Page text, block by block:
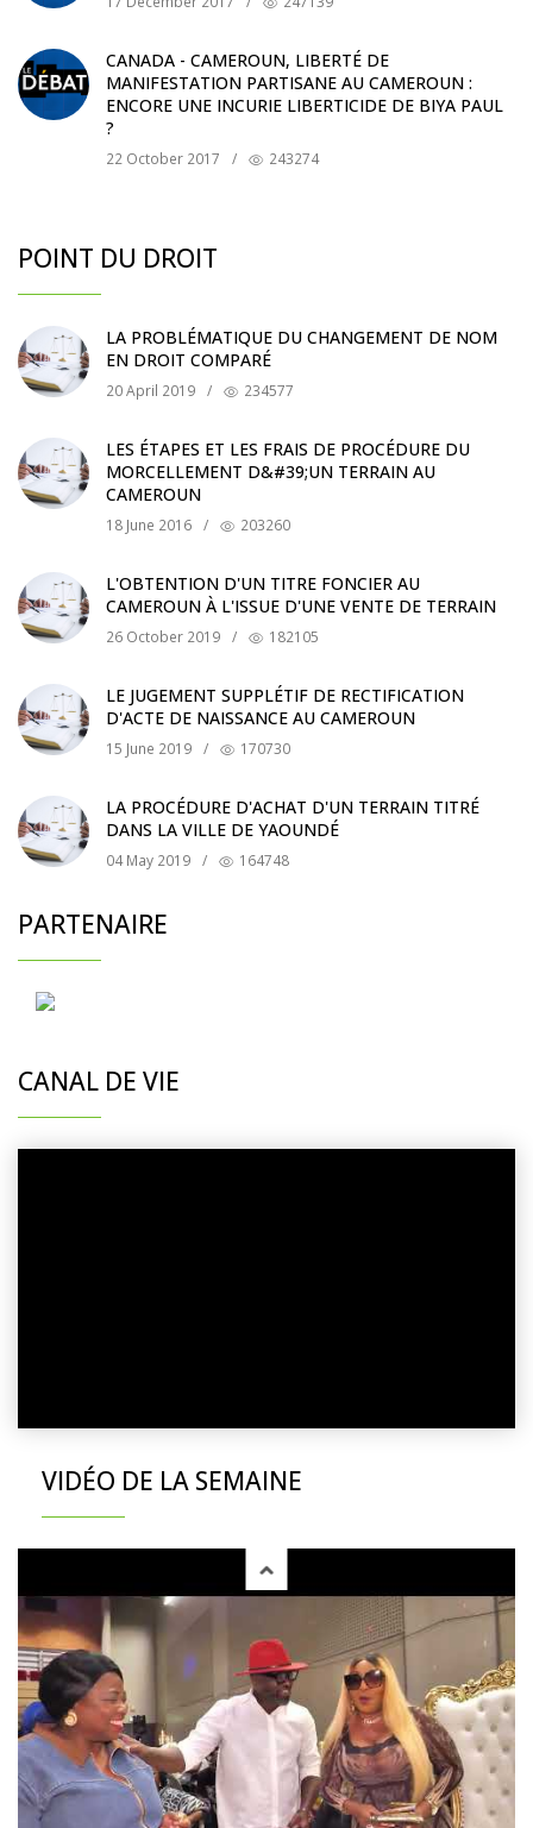
CANADA - CAMEROUN, LIBERTÉ DE
MANIFESTATION PARTISANE AU CAMEROUN :
ENCORE UNE INCURIE LIBERTICIDE DE BIYA PAUL
?
22 October 2017 / 243274
POINT DU DROIT
LA PROBLÉMATIQUE DU CHANGEMENT DE NOM
EN DROIT COMPARÉ
20 April 2019 / 234577
LES ÉTAPES ET LES FRAIS DE PROCÉDURE DU
MORCELLEMENT D&#39;UN TERRAIN AU
CAMEROUN
18 June 2016 / 203260
L'OBTENTION D'UN TITRE FONCIER AU
CAMEROUN À L'ISSUE D'UNE VENTE DE TERRAIN
26 October 2019 / 182105
LE JUGEMENT SUPPLÉTIF DE RECTIFICATION
D'ACTE DE NAISSANCE AU CAMEROUN
15 June 2019 / 170730
LA PROCÉDURE D'ACHAT D'UN TERRAIN TITRÉ
DANS LA VILLE DE YAOUNDÉ
04 May 2019 / 164748
PARTENAIRE
CANAL DE VIE
VIDÉO DE LA SEMAINE